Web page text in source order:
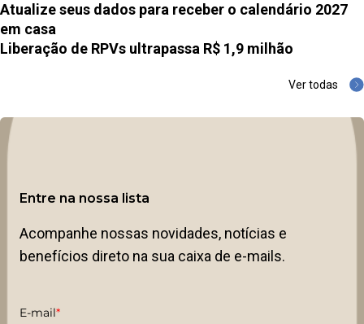
Atualize seus dados para receber o calendário 2027
em casa
Liberação de RPVs ultrapassa R$ 1,9 milhão
Ver todas
Entre na nossa lista
Acompanhe nossas novidades, notícias e
benefícios direto na sua caixa de e-mails.
E-mail*